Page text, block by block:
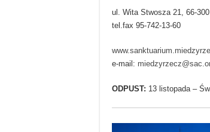
ul. Wita Stwosza 21, 66-
tel.fax 95-742-13-60
e-mail:
ODPUST: 13 listopada –